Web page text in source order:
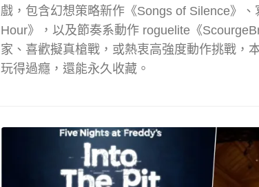
戲，包含幻想策略新作《Songs of Silence》
Hour》，以及節奏系動作 roguelite《
家、喜歡擬真槍戰，或熱衷高強度動作挑戰，
玩得過癮，還能永久收藏。